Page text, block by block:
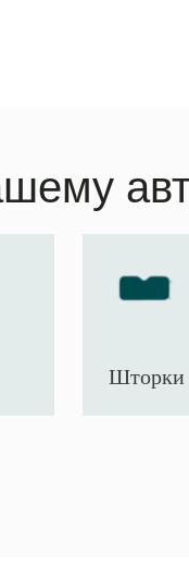
Шторки